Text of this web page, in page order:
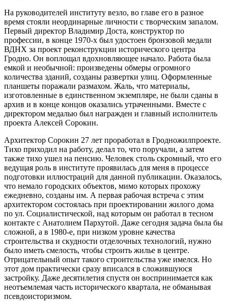
На руководителей институту везло, во главе его в разное
время стояли неординарные личности с творческим запалом.
Первый директор Владимир Доста, конструктор по
профессии, в конце 1970-х был удостоен бронзовой медали
ВДНХ за проект реконструкции исторического центра
Гродно. Он воплощал вдохновляющее начало. Работа была
емкой и необычной: произведены обмеры огромного
количества зданий, созданы развертки улиц. Оформленные
планшеты поражали размахом. Жаль, что материалы,
изготовленные в единственном экземпляре, не были сданы в
архив и в конце концов оказались утраченными. Вместе с
директором медалью был награжден и главный исполнитель
проекта Алексей Сорокин.
Архитектор Сорокин 27 лет проработал в Гродножилпроекте.
Тихо приходил на работу, делал то, что поручали, а затем
также тихо ушел на пенсию. Человек столь скромный, что его
ведущая роль в институте проявилась для меня в процессе
подготовки иллюстраций для данной публикации. Оказалось,
что немало городских объектов, мимо которых прохожу
ежедневно, созданы им. А первая рабочая встреча с этим
архитектором состоялась при проектировании жилого дома
по ул. Социалистической, над которым он работал в тесном
контакте с Анатолием Пархутой. Даже сегодня задача была бы
сложной, а в 1980-е, при низком уровне качества
строительства и скудности отделочных технологий, нужно
было иметь смелость, чтобы строить жилье в центре.
Отрицательный опыт такого строительства уже имелся. Но
этот дом практически сразу вписался в сложившуюся
застройку. Даже десятилетия спустя он воспринимается как
неотъемлемая часть исторического квартала, не обманывая
псевдоисторизмом.